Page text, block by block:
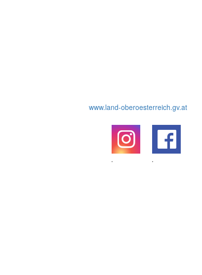
www.land-oberoesterreich.gv.at
.
.